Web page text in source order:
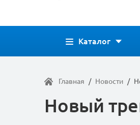
Каталог
Главная / Новости /
Новый